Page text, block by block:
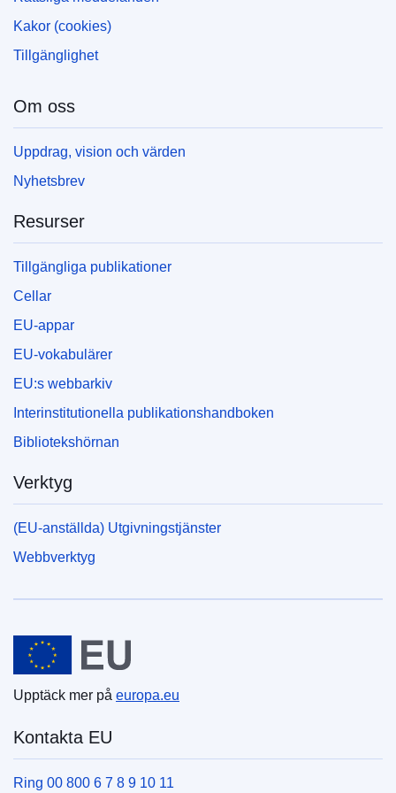
Kakor (cookies)
Tillgänglighet
Om oss
Uppdrag, vision och värden
Nyhetsbrev
Resurser
Tillgängliga publikationer
Cellar
EU-appar
EU-vokabulärer
EU:s webbarkiv
Interinstitutionella publikationshandboken
Bibliotekshörnan
Verktyg
(EU-anställda) Utgivningstjänster
Webbverktyg
Europeiska unionen
Upptäck mer på europa.eu
Kontakta EU
Ring 00 800 6 7 8 9 10 11